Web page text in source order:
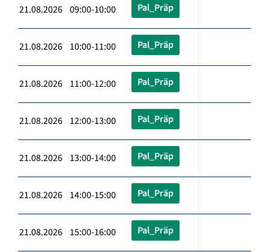
21.08.2026 09:00-10:00 Pal_Präp
21.08.2026 10:00-11:00 Pal_Präp
21.08.2026 11:00-12:00 Pal_Präp
21.08.2026 12:00-13:00 Pal_Präp
21.08.2026 13:00-14:00 Pal_Präp
21.08.2026 14:00-15:00 Pal_Präp
21.08.2026 15:00-16:00 Pal_Präp